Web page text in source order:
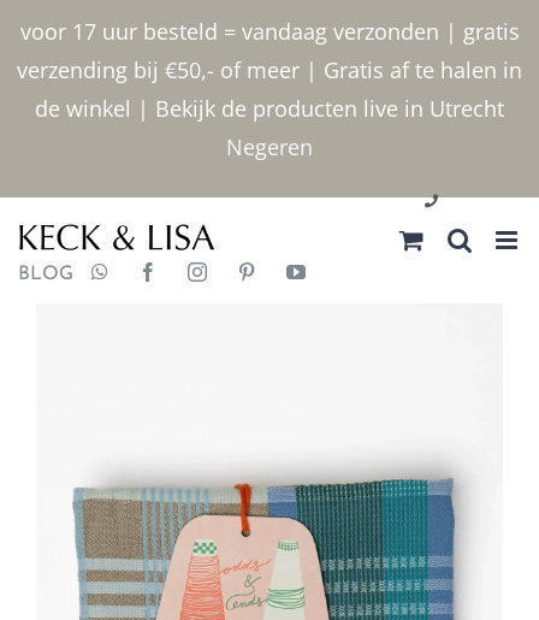
voor 17 uur besteld = vandaag verzonden | gratis
verzending bij €50,- of meer | Gratis af te halen in
de winkel | Bekijk de producten live in Utrecht
Negeren
inhoud
030 2400000
BLOG